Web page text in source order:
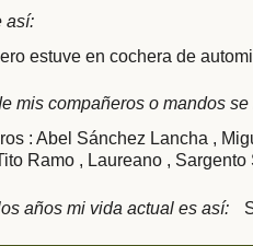
así:
estuve en cochera de
mis compañeros o mandos
: Abel Sánchez Lancha ,
Ramo , Laureano , Sargento
años mi vida actual es así: